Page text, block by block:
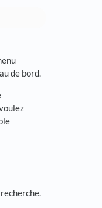
de bord.